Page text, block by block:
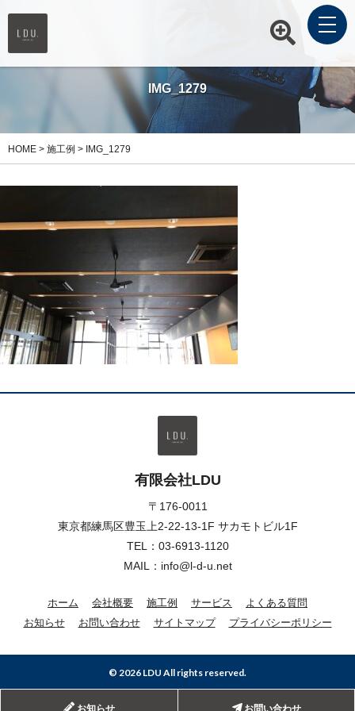
IMG_1279
HOME > 施工例 > IMG_1279
有限会社LDU
〒176-0011
東京都練馬区豊玉上2-22-13-1F サカモトビル1F
TEL： 03-6913-1120
MAIL：info@l-d-u.net
ホーム 会社概要 施工例 サービス
よくある質問
お知らせ
お問い合わせ サイトマップ プライバシーポリシー
© 2026 LDU All rights reserved.
お知らせ お問い合わせ